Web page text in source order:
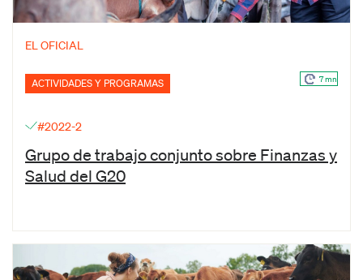
EL OFICIAL
ACTIVIDADES Y PROGRAMAS 7 mn
#2022-2
Grupo de trabajo conjunto sobre Finanzas y
Salud del G20